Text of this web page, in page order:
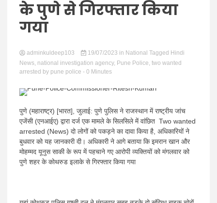
News
के पुणे से गिरफ्तार किया
गया
adminkuldeep103 19/07/2023 in National Tagged Hindi
News, national investigation agency, Pune Police, two wanted
arrested by pune police - 0 Minutes
पुणे (महाराष्ट्र) [भारत], जुलाई: पुणे पुलिस ने राजस्थान में राष्ट्रीय जांच
एजेंसी (एनआईए) द्वारा दर्ज एक मामले के सिलसिले में वांछित Two wanted
arrested (News) दो लोगों को पकड़ने का दावा किया है, अधिकारियों ने
बुधवार को यह जानकारी दी। अधिकारी ने आगे बताया कि इमरान खान और
मोहम्मद यूनुस साकी के रूप में पहचाने गए आरोपी व्यक्तियों को मंगलवार को
पुणे शहर के कोथरुड इलाके से गिरफ्तार किया गया